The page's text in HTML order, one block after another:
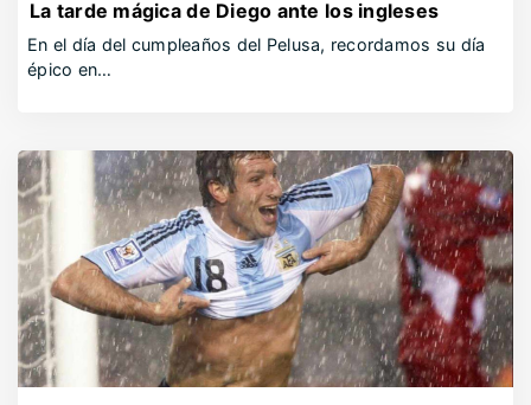
La tarde mágica de Diego ante los ingleses
En el día del cumpleaños del Pelusa, recordamos su día
épico en…